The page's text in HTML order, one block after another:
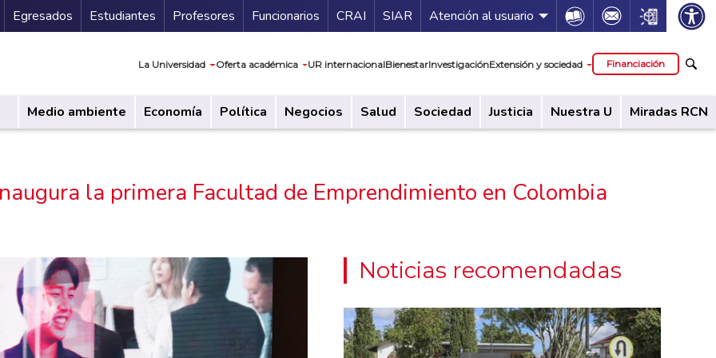
Secundario
Egresados Estudiantes Profesores Funcionarios Guía de servicios
CRAI SIAR Atención al usuario Icon Icon Icon
La Universidad Oferta académica UR internacionalBienestarInvestigaciónExtensión y sociedad Financiación
Medio ambiente Economía Política Negocios Salud Sociedad Justicia Nuestra U Miradas RCN
la primera Facultad de Emprendimiento en Colombia
Noticias recomendadas